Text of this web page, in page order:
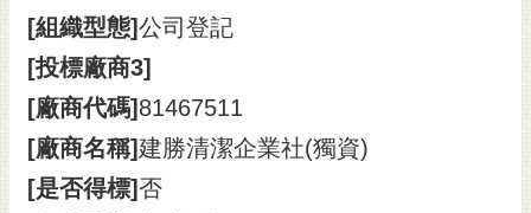
[組織型態]公司登記
[投標廠商3]
[廠商代碼] 81467511
[廠商名稱]建勝清潔企業社(獨資)
[是否得標]否